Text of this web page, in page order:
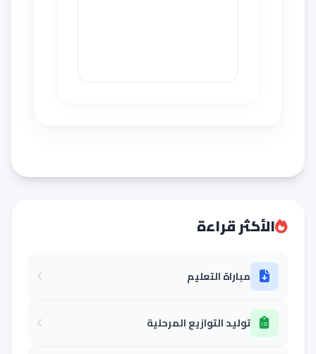
الأكثر قراءة
مباراة التعليم
توليد التوازيع المرحلية